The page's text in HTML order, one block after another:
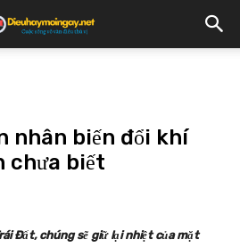
nhân biến đổi khí
chưa biết
Đất, chúng sẽ giữ lại nhiệt của mặt